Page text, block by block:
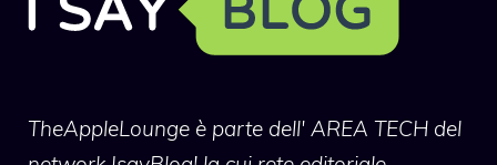
TheAppleLounge è parte dell' AREA TECH del